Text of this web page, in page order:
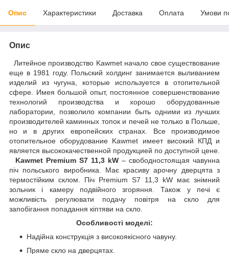
Опис Характеристики Доставка Оплата Умови
Опис
Литейное производство Kawmet начало свое существование
еще в 1981 году. Польский холдинг занимается выливанием
изделий из чугуна, которые используется в отопительной
сфере. Имея большой опыт, постоянное совершенствование
технологий производства и хорошо оборудованные
лаборатории, позволило компании быть одними из лучших
производителей каминных топок и печей не только в Польше,
но и в других европейских странах. Все производимое
отопительное оборудование Kawmet имеет високий КПД и
является высококачественной продукцией по доступной цене.
Kawmet Premium S7 11,3 kW – свободностоящая чавунна
піч польського виробника. Має красиву арочну дверцята з
термостійким склом. Піч Premium S7 11,3 kW має знімний
зольник і камеру подвійного згоряння. Також у печі є
можливість регулювати подачу повітря на скло для
запобігання попадання кіптяви на скло.
Особливості моделі:
Надійна конструкція з високоякісного чавуну.
Пряме скло на дверцятах.